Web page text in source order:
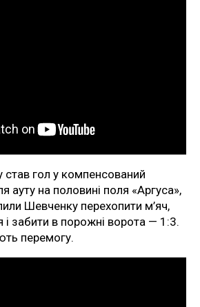
гол у компенсований
ауту на половині поля «Аргуса»,
Шевченку перехопити м’яч,
і забити в порожні ворота — 1:3.
перемогу.